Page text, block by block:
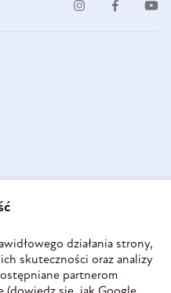
działania strony,
skuteczności oraz analizy
partnerom